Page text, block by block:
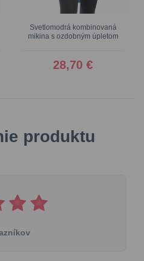
Svetlomodrá kombinovaná
mikina s ozdobným úpletom
28,70 €
produktu